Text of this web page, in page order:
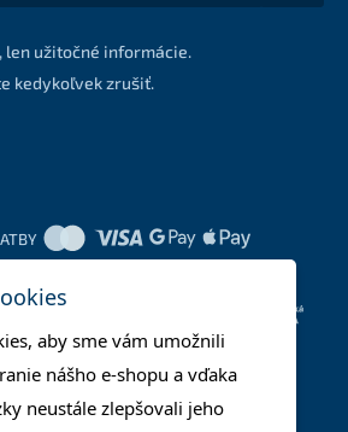
len užitočné informácie.
kedykoľvek zrušiť.
aby sme vám umožnili
nášho e-shopu a vďaka
neustále zlepšovali jeho